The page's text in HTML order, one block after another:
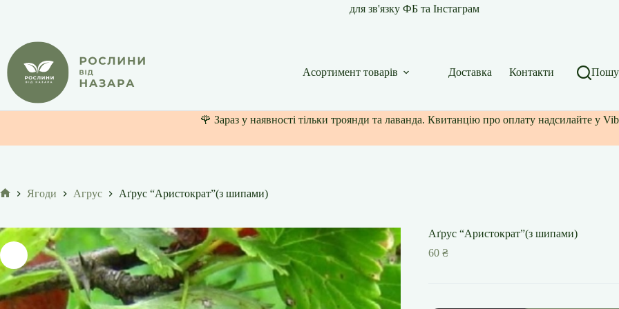
для зв'язку ФБ та Інстаграм
Асортимент товарів Доставка Контакти
🌹 Зараз у наявності тільки троянди та лаванда. Квитанцію про оплату надсилайте у
Ягоди Агрус Аґрус “Аристократ”(з шипами)
Аґрус “Аристократ”(з шипами)
60 ₴